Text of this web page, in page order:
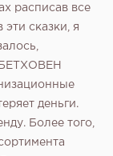
расписав все
сказки, я
деньги.
Более того,